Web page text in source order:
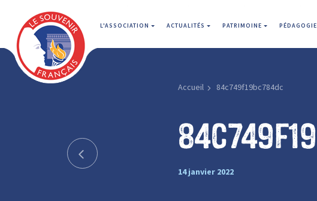
L'ASSOCIATION ACTUALITÉS PATRIMOINE PÉDAGOGIE
Accueil 84c749f19bc784dc
14 janvier 2022